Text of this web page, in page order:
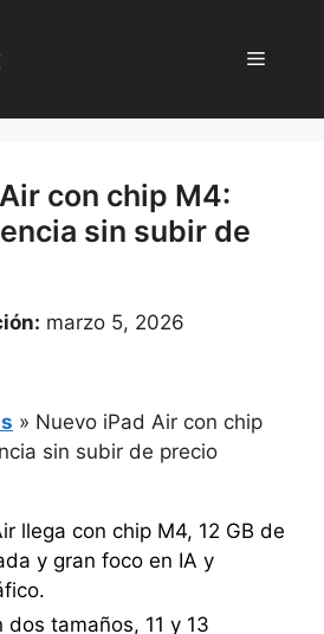
Menú
con chip M4:
sin subir de
marzo 5, 2026
» Nuevo iPad Air con chip
sin subir de precio
llega con chip M4, 12 GB de
y gran foco en IA y
dos tamaños, 11 y 13